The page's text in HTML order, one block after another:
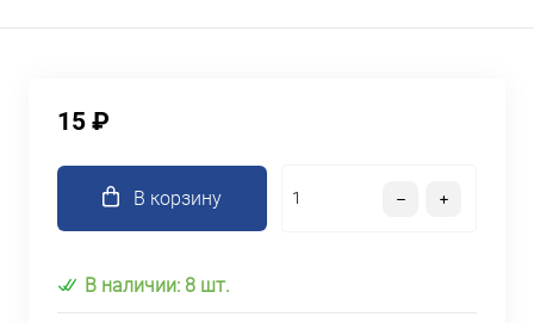
15 ₽
В корзину
В наличии: 8 шт.